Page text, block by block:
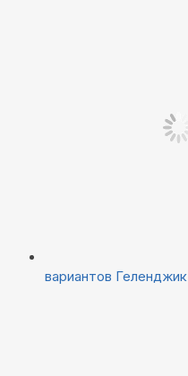
вариантов Геленджик